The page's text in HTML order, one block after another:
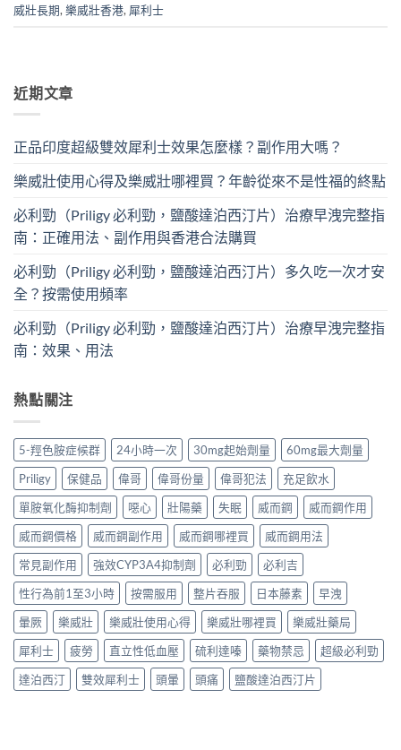
威壯長期, 樂威壯香港, 犀利士
近期文章
正品印度超級雙效犀利士效果怎麼樣？副作用大嗎？
樂威壯使用心得及樂威壯哪裡買？年齡從來不是性福的終點
必利勁（Priligy 必利勁，鹽酸達泊西汀片）治療早洩完整指
南：正確用法、副作用與香港合法購買
必利勁（Priligy 必利勁，鹽酸達泊西汀片）多久吃一次才安
全？按需使用頻率
必利勁（Priligy 必利勁，鹽酸達泊西汀片）治療早洩完整指
南：效果、用法
熱點關注
5-羥色胺症候群 24小時一次 30mg起始劑量
60mg最大劑量
Priligy
保健品 偉哥 偉哥份量 偉哥犯法
充足飲水
單胺氧化酶抑制劑
噁心 壯陽藥 失眠 威而鋼
威而鋼作用
威而鋼價格
威而鋼副作用 威而鋼哪裡買
威而鋼用法
常見副作用
強效CYP3A4抑制劑 必利勁
必利吉
性行為前1至3小時
按需服用 整片吞服 日本藤素
早洩
暈厥
樂威壯 樂威壯使用心得 樂威壯哪裡買
樂威壯藥局
犀利士
疲勞 直立性低血壓 硫利達嗪 藥物禁忌
超級必利勁
達泊西汀
雙效犀利士 頭暈 頭痛 鹽酸達泊西汀片